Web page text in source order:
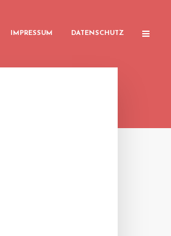
IMPRESSUM DATENSCHUTZ